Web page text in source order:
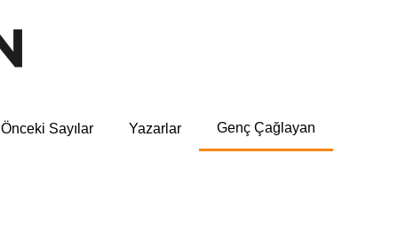
Önceki Sayılar Yazarlar Genç Çağlayan